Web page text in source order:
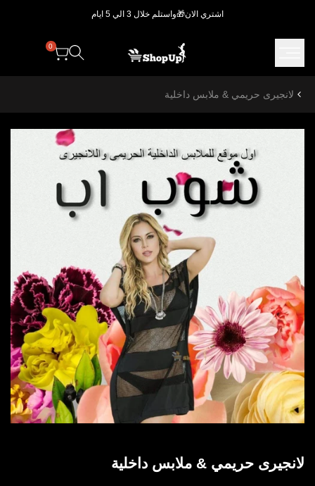
اشتري الان🎁واستلم خلال 3 الي 5 ايام
0
لانجيرى حريمي & ملابس داخلية
لانجيرى حريمي & ملابس داخلية